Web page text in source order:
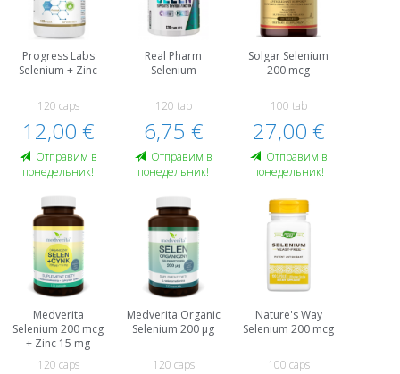
Progress Labs
Selenium + Zinc
120 caps
12,00 €
Oтправим в
понедельник!
Real Pharm
Selenium
120 tab
6,75 €
Oтправим в
понедельник!
Solgar Selenium
200 mcg
100 tab
27,00 €
Oтправим в
понедельник!
Medverita
Selenium 200 mcg
+ Zinc 15 mg
120 caps
Medverita Organic
Selenium 200 µg
120 caps
Nature's Way
Selenium 200 mcg
100 caps